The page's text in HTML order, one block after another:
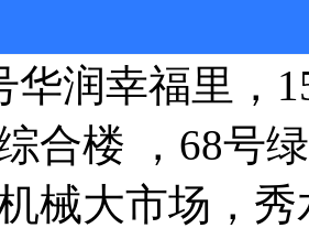
城市广场、中
华润幸福里，
合楼 ，68号
械大市场，